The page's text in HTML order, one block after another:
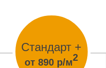
Стандарт +
от 890 р/м2